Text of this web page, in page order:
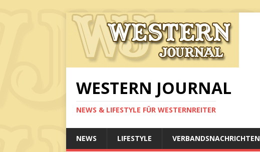
WESTERN JOURNAL
NEWS & LIFESTYLE FÜR WESTERNREITER
NEWS LIFESTYLE VERBANDSNACHRICHTEN